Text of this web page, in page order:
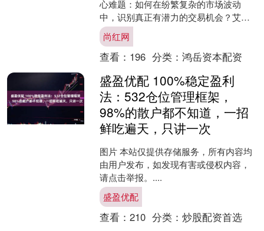
心难题：如何在纷繁复杂的市场波动
中，识别真正有潜力的交易机会？艾达
透视指标（ITI）或许正是解决这一难题
的利器。它不只是一个普....
尚红网
查看： 196 分类： 鸿岳资本配资
盛盈优配 100%稳定盈利
法：532仓位管理框架，
98%的散户都不知道，一招
鲜吃遍天，只讲一次
图片 本站仅提供存储服务，所有内容均
由用户发布，如发现有害或侵权内容，
请点击举报。....
盛盈优配
查看： 210 分类： 炒股配资首选